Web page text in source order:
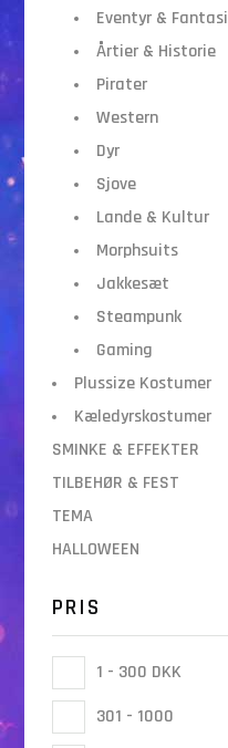
Eventyr & Fantasi
Årtier & Historie
Pirater
Western
Dyr
Sjove
Lande & Kultur
Morphsuits
Jakkesæt
Steampunk
Gaming
Plussize Kostumer
Kæledyrskostumer
SMINKE & EFFEKTER
TILBEHØR & FEST
TEMA
HALLOWEEN
PRIS
1 - 300 DKK
301 - 1000